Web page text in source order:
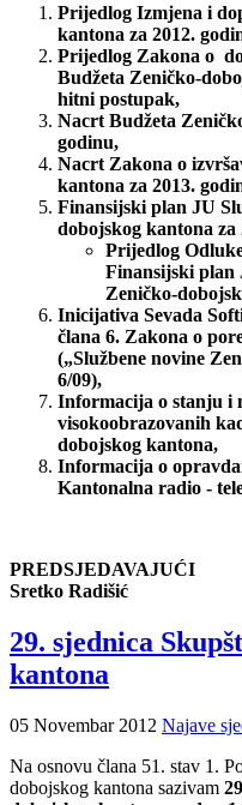
Prijedlog Izmjena i
kantona za 2012.
Prijedlog Zakona o
Budžeta Zeničko-
hitni postupak,
Nacrt Budžeta
godinu,
Nacrt Zakona o
kantona za 2013.
Finansijski plan JU
dobojskog kantona za
Prijedlog
Finansijski plan
Zeničko-
Inicijativa Sevada
člana 6. Zakona o
(„Službene novine
6/09),
Informacija o stanju i
visokoobrazovanih
dobojskog kantona,
Informacija o
Kantonalna radio -
PREDSJEDAVAJUĆI
Sretko Radišić
29. sjednica
kantona
05 Novembar 2012 Najave
Na osnovu člana 51. stav 1.
dobojskog kantona sazivam